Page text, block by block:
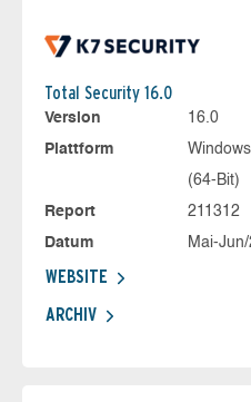
Total Security 16.0
Version
16.0
Plattform
(64-Bit)
Report
211312
Datum
Mai-Jun/
WEBSITE
ARCHIV